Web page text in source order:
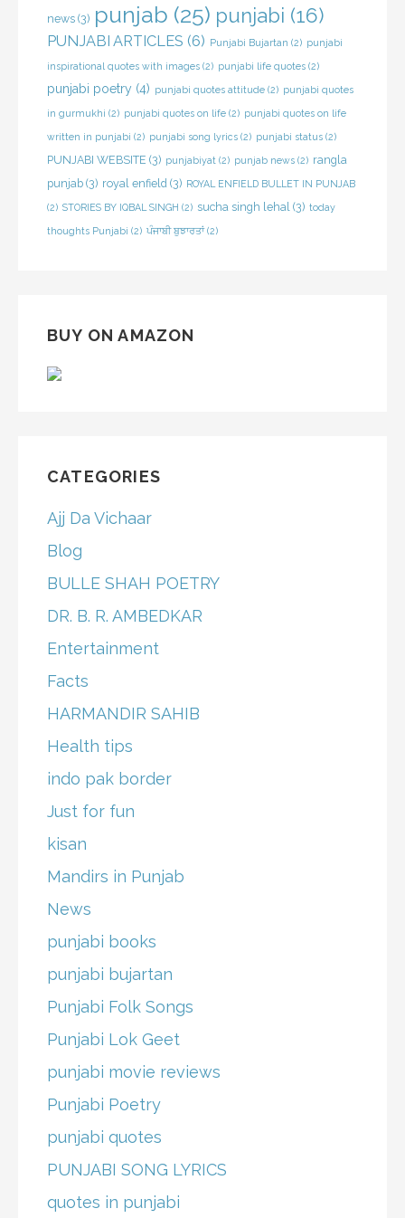
news (3) punjab (25) punjabi (16)
PUNJABI ARTICLES (6) Punjabi Bujartan (2) punjabi
inspirational quotes with images (2) punjabi life quotes (2)
punjabi poetry (4) punjabi quotes attitude (2) punjabi quotes
in gurmukhi (2) punjabi quotes on life (2) punjabi quotes on life
written in punjabi (2) punjabi song lyrics (2) punjabi status (2)
PUNJABI WEBSITE (3) punjabiyat (2) punjab news (2) rangla
punjab (3) royal enfield (3) ROYAL ENFIELD BULLET IN PUNJAB
(2) STORIES BY IQBAL SINGH (2) sucha singh lehal (3) today
thoughts Punjabi (2) ਪੰਜਾਬੀ ਬੁਝਾਰਤਾਂ(2)
BUY ON AMAZON
CATEGORIES
Ajj Da Vichaar
Blog
BULLE SHAH POETRY
DR. B. R. AMBEDKAR
Entertainment
Facts
HARMANDIR SAHIB
Health tips
indo pak border
Just for fun
kisan
Mandirs in Punjab
News
punjabi books
punjabi bujartan
Punjabi Folk Songs
Punjabi Lok Geet
punjabi movie reviews
Punjabi Poetry
punjabi quotes
PUNJABI SONG LYRICS
quotes in punjabi